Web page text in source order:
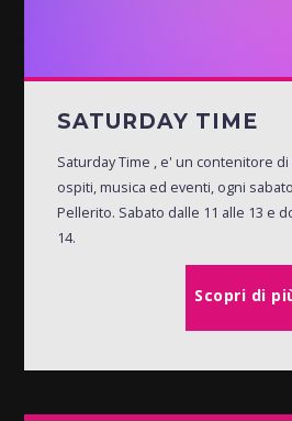
SATURDAY TIME
Saturday Time , e' un contenitore
ospiti, musica ed eventi, ogni
Pellerito. Sabato dalle 11 alle 13 e
14.
Scopri di